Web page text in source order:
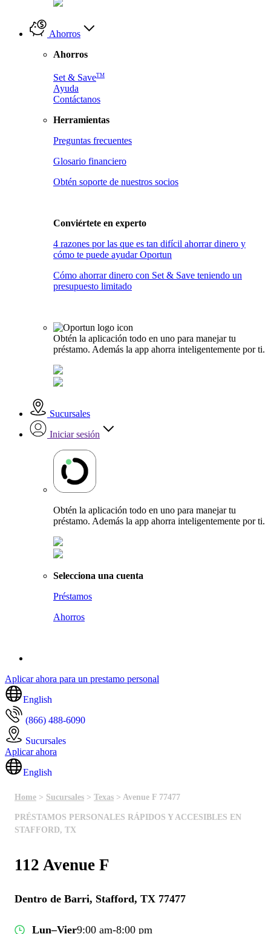
Ahorros
Ahorros
Set & SaveTM
Ayuda
Contáctanos
Herramientas
Preguntas frecuentes
Glosario financiero
Obtén soporte de nuestros socios
Conviértete en experto
4 razones por las que es tan difícil ahorrar dinero y
cómo te puede ayudar Oportun
Cómo ahorrar dinero con Set & Save teniendo un
presupuesto limitado
Obtén la aplicación todo en uno para manejar tu
préstamo. Además la app ahorra inteligentemente por ti.
Sucursales
Iniciar sesión
Obtén la aplicación todo en uno para manejar tu
préstamo. Además la app ahorra inteligentemente por ti.
Selecciona una cuenta
Préstamos
Ahorros
Aplicar ahora para un prestamo personal
English
(866) 488-6090
Sucursales
Aplicar ahora
English
Home > Sucursales > Texas > Avenue F 77477
PRÉSTAMOS PERSONALES RÁPIDOS Y ACCESIBLES EN
STAFFORD, TX
112 Avenue F
Dentro de Barri, Stafford, TX 77477
Lun–Vier9:00 am-8:00 pm